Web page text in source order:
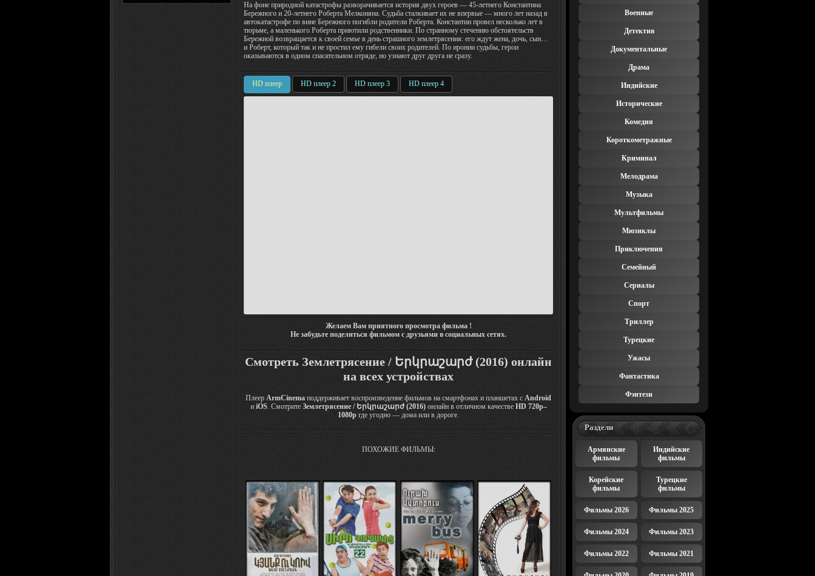
На фоне природной катастрофы разворачивается история двух героев — 45-летнего Константина
Бережного и 20-летнего Роберта Мелконяна. Судьба сталкивает их не впервые — много лет назад в
автокатастрофе по вине Бережного погибли родители Роберта. Константин провел несколько лет в
тюрьме, а маленького Роберта приютили родственники. По странному стечению обстоятельств
Бережной возвращается к своей семье в день страшного землетрясения: его ждут жена, дочь, сын…
и Роберт, который так и не простил ему гибели своих родителей. По иронии судьбы, герои
оказываются в одном спасательном отряде, но узнают друг друга не сразу.
HD плеер HD плеер 2 HD плеер 3 HD плеер 4
Желаем Вам приятного просмотра фильма !
Не забудьте поделиться фильмом с друзьями в социальных сетях.
Смотреть Землетрясение / Երկրաշարժ (2016) онлайн
на всех устройствах
Плеер ArmCinema поддерживает воспроизведение фильмов на смартфонах и планшетах с Android
и iOS. Смотрите Землетрясение / Երկրաշարժ (2016)онлайн в отличном качестве HD 720p–
1080p где угодно — дома или в дороге.
ПОХОЖИЕ ФИЛЬМЫ:
Военные
Детектив
Документальные
Драма
Индийские
Исторические
Комедия
Короткометражные
Криминал
Мелодрама
Музыка
Мультфильмы
Мюзиклы
Приключения
Семейный
Сериалы
Спорт
Триллер
Турецкие
Ужасы
Фантастика
Фэнтези
Раздели
Армянские
фильмы
Индийские
фильмы
Корейские
фильмы
Турецкие
фильмы
Фильмы 2026 Фильмы 2025
Фильмы 2024 Фильмы 2023
Фильмы 2022 Фильмы 2021